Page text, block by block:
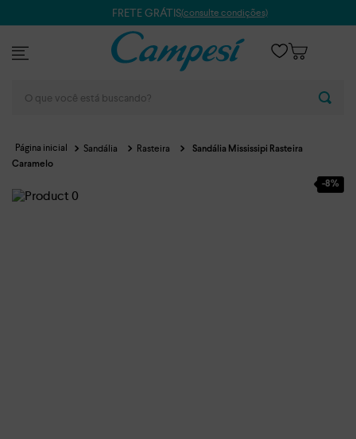
FRETE GRÁTIS(consulte condições)
Sandália Rasteira
Sandália Mississipi Rasteira
Caramelo
-8%